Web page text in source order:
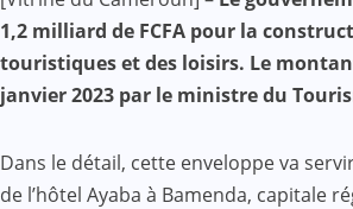
Mail
1,2 milliard de FCFA pour la
touristiques et des loisirs. Le
janvier 2023 par le ministre du
Dans le détail, cette enveloppe va
de l’hôtel Ayaba à Bamenda, capitale